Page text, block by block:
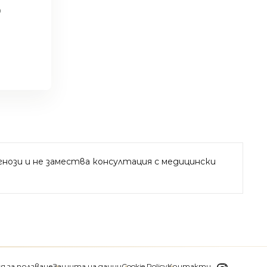
и не замества консултация с медицински